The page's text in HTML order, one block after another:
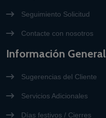
Seguimiento Solicitud
Contacte con nosotros
Información General
Sugerencias del Cliente
Servicios Adicionales
Días festivos / Cierres